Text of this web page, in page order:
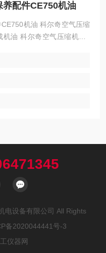
配件CE750机油
尔奇空气压缩
机MC
更换润滑油，以后每50小
电设备有限公司 All Rights
备2020044441号-3
仪器网